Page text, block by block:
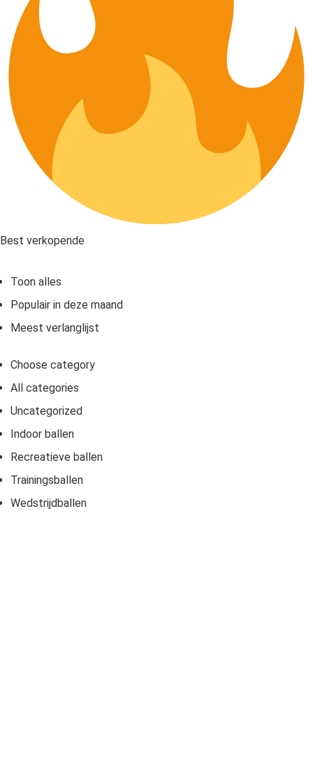
Best verkopende
Toon alles
Populair in deze maand
Meest verlanglijst
Choose category
All categories
Uncategorized
Indoor ballen
Recreatieve ballen
Trainingsballen
Wedstrijdballen